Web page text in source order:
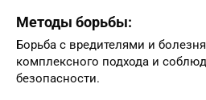
Методы борьбы:
Борьба с вредителями и
комплексного подхода и
безопасности.